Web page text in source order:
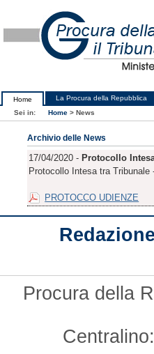
Home La Procura della Repubblica
Sei in:
Home > News
Archivio delle News
17/04/2020 - Protocollo
Protocollo Intesa tra
PROTOCCO UDIENZE
Redazione
Procura della